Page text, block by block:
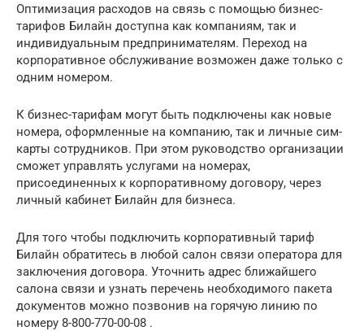
Оптимизация расходов на связь с помощью бизнес-
тарифов Билайн доступна как компаниям, так и
индивидуальным предпринимателям. Переход на
корпоративное обслуживание возможен даже только с
одним номером.
К бизнес-тарифам могут быть подключены как новые
номера, оформленные на компанию, так и личные сим-
карты сотрудников. При этом руководство организации
сможет управлять услугами на номерах,
присоединенных к корпоративному договору, через
личный кабинет Билайн для бизнеса.
Для того чтобы подключить корпоративный тариф
Билайн обратитесь в любой салон связи оператора для
заключения договора. Уточнить адрес ближайшего
салона связи и узнать перечень необходимого пакета
документов можно позвонив на горячую линию по
номеру 8-800-770-00-08 .